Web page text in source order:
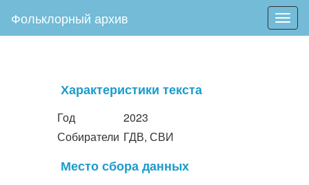
Фольклорный архив
Характеристики текста
Год
2023
Собиратели ГДВ, СВИ
Место сбора данных